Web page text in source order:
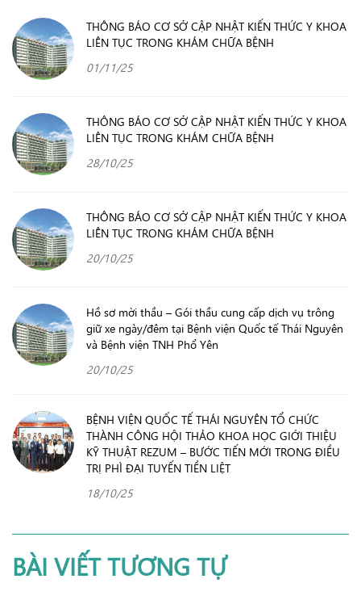
THÔNG BÁO CƠ SỞ CẬP NHẬT KIẾN THỨC Y KHOA
LIÊN TỤC TRONG KHÁM CHỮA BỆNH
01/11/25
THÔNG BÁO CƠ SỞ CẬP NHẬT KIẾN THỨC Y KHOA
LIÊN TỤC TRONG KHÁM CHỮA BỆNH
28/10/25
THÔNG BÁO CƠ SỞ CẬP NHẬT KIẾN THỨC Y KHOA
LIÊN TỤC TRONG KHÁM CHỮA BỆNH
20/10/25
Hồ sơ mời thầu – Gói thầu cung cấp dịch vụ trông
giữ xe ngày/đêm tại Bệnh viện Quốc tế Thái Nguyên
và Bệnh viện TNH Phổ Yên
20/10/25
BỆNH VIỆN QUỐC TẾ THÁI NGUYÊN TỔ CHỨC
THÀNH CÔNG HỘI THẢO KHOA HỌC GIỚI THIỆU
KỸ THUẬT REZUM – BƯỚC TIẾN MỚI TRONG ĐIỀU
TRỊ PHÌ ĐẠI TUYẾN TIỀN LIỆT
18/10/25
BÀI VIẾT TƯƠNG TỰ